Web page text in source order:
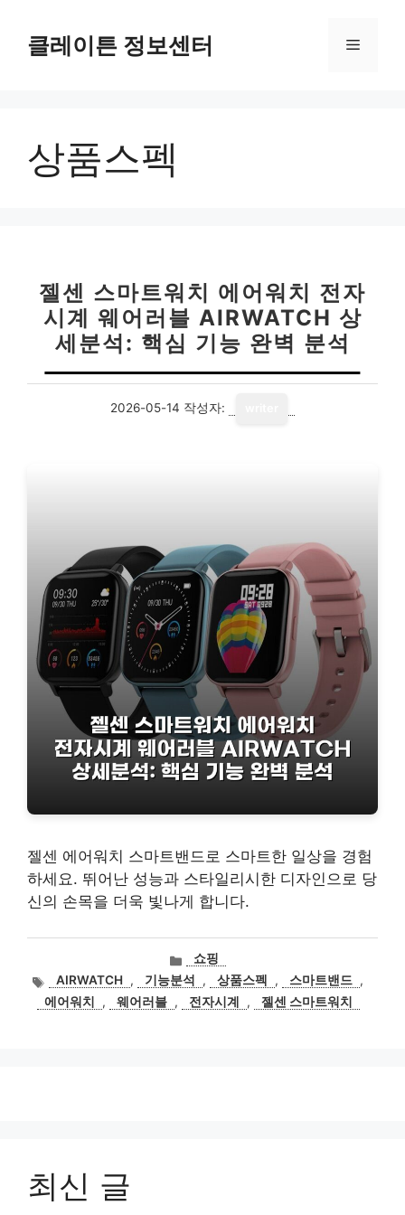
클레이튼 정보센터 메
상품스펙
젤센 스마트워치 에어워치 전자
시계 웨어러블 AIRWATCH 상
세분석: 핵심 기능 완벽 분석
2026-05-14 작성자:
젤센 에어워치 스마트밴드로 스마트한 일상을 경험
하세요. 뛰어난 성능과 스타일리시한 디자인으로 당
신의 손목을 더욱 빛나게 합니다.
카
테
고
리
쇼핑
태
그
AIRWATCH , 기능분석 , 상품스펙 , 스마트밴드 ,
에어워치
, 웨어러블 , 전자시계 , 젤센 스마트워치
최신 글